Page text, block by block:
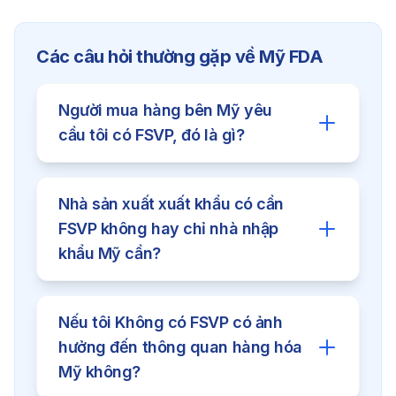
Các câu hỏi thường gặp về Mỹ FDA
Người mua hàng bên Mỹ yêu
cầu tôi có FSVP, đó là gì?
ngoài, họ phải chịu trách nhiệm
chứng minh rằng sản phẩm đó tuân
thủ quy định của FDA.
Họ cần Doanh nghiệp cung cấp tài
đã có hệ thống kiểm soát an toàn
thực phẩm theo chuẩn FDA.
Nhà sản xuất xuất khẩu có cần
FSVP không hay chỉ nhà nhập
khẩu Mỹ cần?
tin, hồ sơ an toàn thực phẩm cho nhà
nhập khẩu Mỹ để họ xây dựng FSVP
của họ.
Nếu tôi Không có FSVP có ảnh
hưởng đến thông quan hàng hóa
Mỹ không?